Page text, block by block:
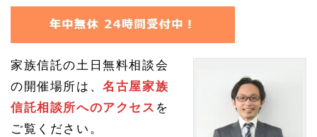
家族
信託
と
家族
信託
のメ
リッ
デメ
家族信託の土日無料相談会
の開催場所は、名古屋家族
信託相談所へのアクセス を
ご覧ください。